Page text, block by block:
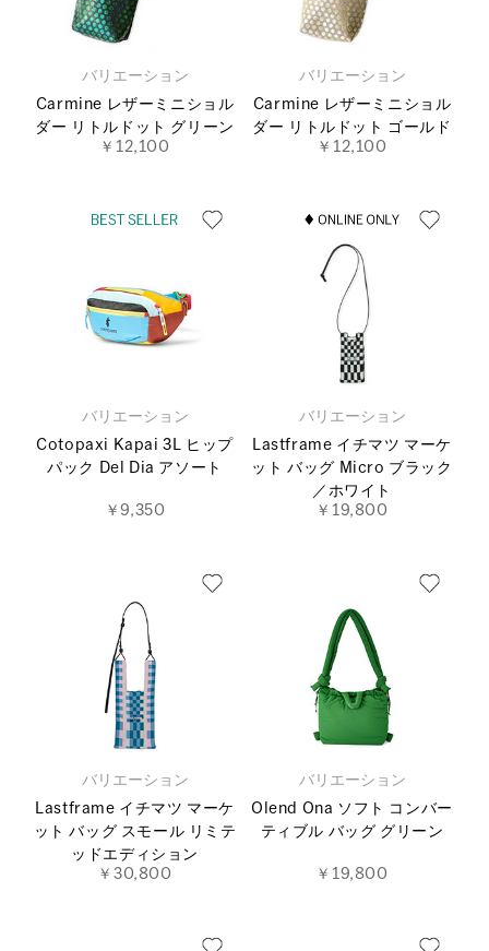
バリエーション
Carmine レザーミニショル
ダー リトルドット グリーン
￥12,100
バリエーション
Carmine レザーミニショル
ダー リトルドット ゴールド
￥12,100
バリエーション
Cotopaxi Kapai 3L ヒップ
パック Del Dia アソート
￥9,350
バリエーション
Lastframe イチマツ マーケ
ット バッグ Micro ブラック
／ホワイト
￥19,800
バリエーション
Lastframe イチマツ マーケ
ット バッグ スモール リミテ
ッドエディション
￥30,800
バリエーション
Olend Ona ソフト コンバー
ティブル バッグ グリーン
￥19,800